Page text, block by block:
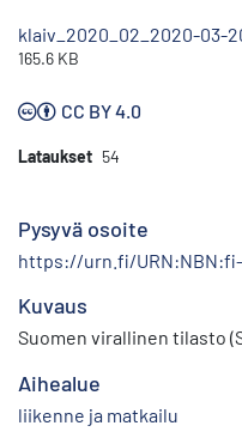
klaiv_2020_02_2020-03-
165.6 KB
CC BY 4.0
Lataukset 54
Pysyvä osoite
https://urn.fi/URN:NBN:fi-
Kuvaus
Suomen virallinen tilasto
Aihealue
liikenne ja matkailu